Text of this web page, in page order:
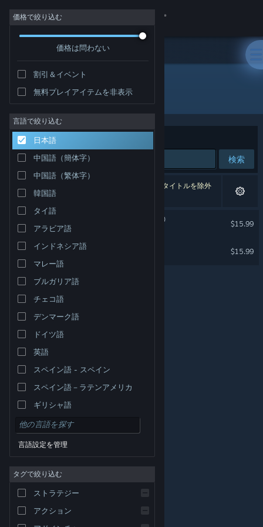
サインイン
コミュニティ
詳細
サポート
言語を変更
Steamモバイルアプリを入手
デスクトップウェブサイトを表示
© Valve Corporation. All rights reserved. 商標はすべて米
国およびその他の国の各社が所有します。
用規約| 返金| Cookie
価格で絞り込む
価格は問わない
割引＆イベント
無料プレイアイテムを非表示
言語で絞り込む
日本語
中国語（簡体字）
中国語（繁体字）
韓国語
タイ語
アラビア語
インドネシア語
マレー語
ブルガリア語
チェコ語
デンマーク語
ドイツ語
英語
スペイン語 - スペイン
スペイン語－ラテンアメリカ
ギリシャ語
言語設定を管理
タグで絞り込む
ストラテジー
アクション
開発元: Sporobole
並べ替え 適合性
検索
2件が検索に一致します。 個人設定に基づき、2タイトルを除外
しました。
Le corps-glitch (multitudes)
$15.99
Autofading_Se disparaître
$15.99